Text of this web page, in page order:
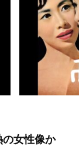
女性像か